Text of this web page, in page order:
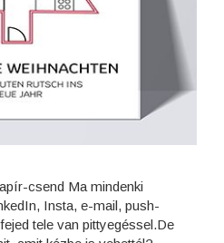
csend Ma mindenki
Insta, e-mail, push-
tele van pittyegéssel.De